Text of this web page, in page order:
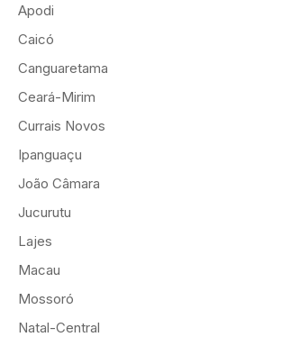
Apodi
Caicó
Canguaretama
Ceará-Mirim
Currais Novos
Ipanguaçu
João Câmara
Jucurutu
Lajes
Macau
Mossoró
Natal-Central